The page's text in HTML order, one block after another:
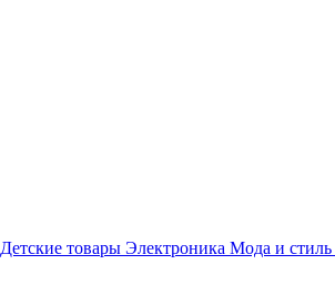
Детские товары Электроника Мода и стиль